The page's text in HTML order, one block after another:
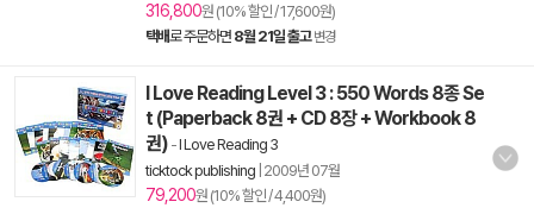
316,800원 (10% 할인 / 17,600원)
택배로 주문하면 8월 21일 출고 변경
I Love Reading Level 3 : 550 Words 8종 Se
t (Paperback 8권 + CD 8장 + Workbook 8
권) -I Love Reading 3
ticktock publishing 2009년 07월
79,200원 (10% 할인 / 4,400원)